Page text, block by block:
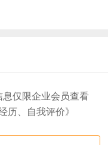
仅限企业会员查看
历、自我评价》